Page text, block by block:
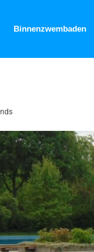
Binnenzwembaden